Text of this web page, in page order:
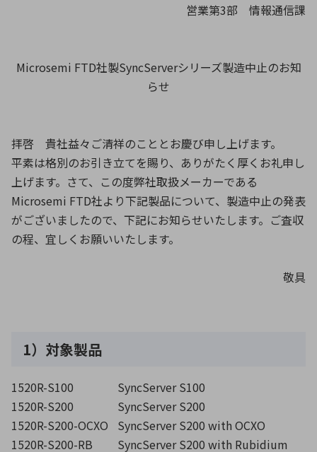
シミュレーター
半導体・電子部品小ロット
営業第3部 情報通信課
Microsemi FTD社製SyncServerシリーズ製造中止のお知
らせ
拝啓 貴社益々ご清祥のこととお慶び申し上げます。
平素は格別のお引き立てを賜り、ありがたく厚くお礼申し
上げます。さて、この度弊社取扱メーカーである
Microsemi FTD社より下記製品について、製造中止の発表
がございましたので、下記にお知らせいたします。ご査収
の程、宜しくお願いいたします。
敬具
1）対象製品
1520R-S100
SyncServer S100
1520R-S200
SyncServer S200
1520R-S200-OCXO
SyncServer S200 with OCXO
1520R-S200-RB
SyncServer S200 with Rubidium